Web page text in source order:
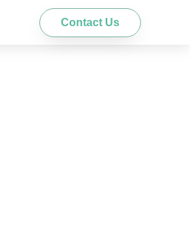
Contact Us